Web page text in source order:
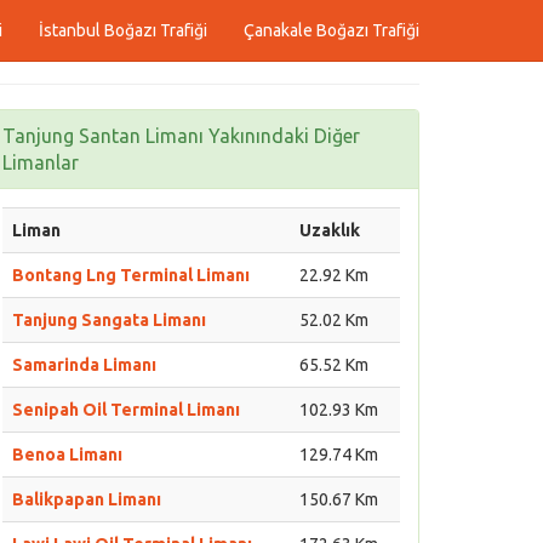
İstanbul Boğazı Trafiği Çanakale Boğazı Trafiği
Tanjung Santan Limanı Yakınındaki Diğer
Limanlar
Liman Uzaklık
Bontang Lng Terminal Limanı 22.92 Km
Tanjung Sangata Limanı 52.02 Km
Samarinda Limanı 65.52 Km
Senipah Oil Terminal Limanı 102.93 Km
Benoa Limanı 129.74 Km
Balikpapan Limanı 150.67 Km